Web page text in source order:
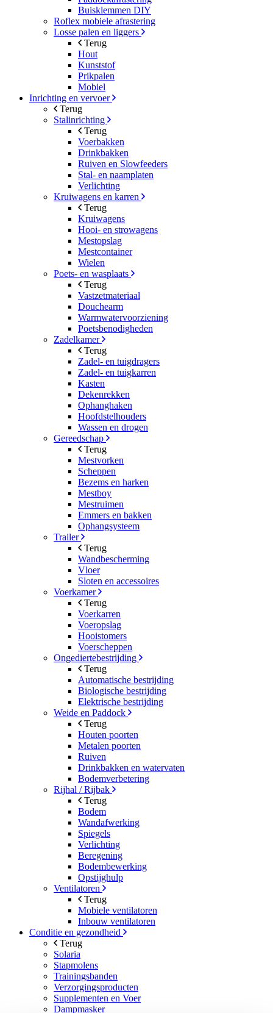
Buisklemmen DIY
Roflex mobiele afrastering
Losse palen en liggers
Terug
Hout
Kunststof
Prikpalen
Mobiel
Inrichting en vervoer
Terug
Stalinrichting
Terug
Voerbakken
Drinkbakken
Ruiven en Slowfeeders
Stal- en naamplaten
Verlichting
Kruiwagens en karren
Terug
Kruiwagens
Hooi- en strowagens
Mestopslag
Mestcontainer
Wielen
Poets- en wasplaats
Terug
Vastzetmateriaal
Douchearm
Warmwatervoorziening
Poetsbenodigheden
Zadelkamer
Terug
Zadel- en tuigdragers
Zadel- en tuigkarren
Kasten
Dekenrekken
Ophanghaken
Hoofdstelhouders
Wassen en drogen
Gereedschap
Terug
Mestvorken
Scheppen
Bezems en harken
Mestboy
Mestruimen
Emmers en bakken
Ophangsysteem
Trailer
Terug
Wandbescherming
Vloer
Sloten en accessoires
Voerkamer
Terug
Voerkarren
Voeropslag
Hooistomers
Voerscheppen
Ongediertebestrijding
Terug
Automatische bestrijding
Biologische bestrijding
Elektrische bestrijding
Weide en Paddock
Terug
Houten poorten
Metalen poorten
Ruiven
Drinkbakken en watervaten
Bodemverbetering
Rijhal / Rijbak
Terug
Bodem
Wandafwerking
Spiegels
Verlichting
Beregening
Bodembewerking
Opstijghulp
Ventilatoren
Terug
Mobiele ventilatoren
Inbouw ventilatoren
Conditie en gezondheid
Terug
Solaria
Stapmolens
Trainingsbanden
Verzorgingsproducten
Supplementen en Voer
Dampmasker